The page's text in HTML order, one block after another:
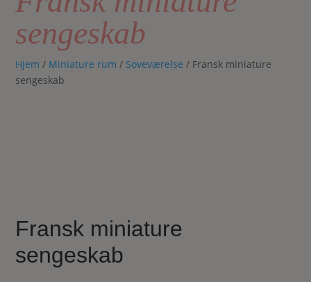
sengeskab
Hjem / Miniature rum / Soveværelse / Fransk miniature
sengeskab
Fransk miniature
sengeskab